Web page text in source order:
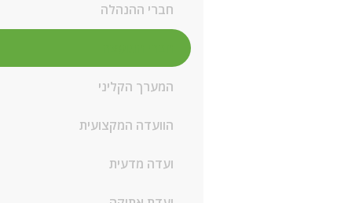
חברי ההנהלה
המערך הקליני
הוועדה המקצועית
ועדה מדעית